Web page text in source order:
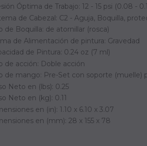
Óptima de Trabajo: 12 - 15 psi (0.08 -
de Cabezal: C2 - Aguja, Boquilla,
de Boquilla: de atornillar (rosca)
de Alimentación de pintura: Gravedad
de Pintura: 0.24 oz (7 ml)
de acción: Doble acción
de mango: Pre-Set con soporte (muelle)
Neto en (lbs): 0.25
Neto en (kg): 0.11
en (in): 1.10 x 6.10 x 3.07
en (mm): 28 x 155 x 78